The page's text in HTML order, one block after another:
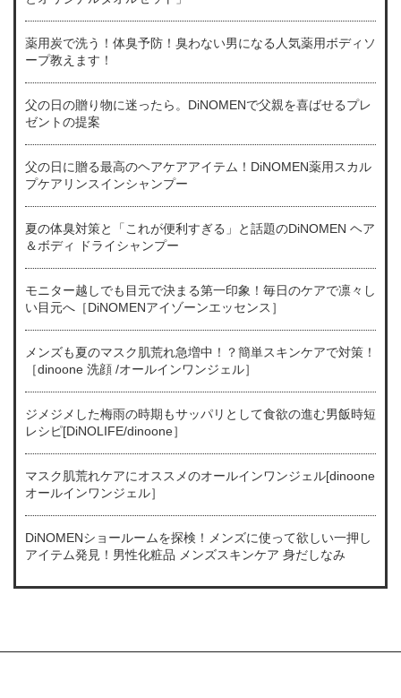
薬用炭で洗う！体臭予防！臭わない男になる人気薬用ボディソ
ープ教えます！
父の日の贈り物に迷ったら。DiNOMENで父親を喜ばせるプレ
ゼントの提案
父の日に贈る最高のヘアケアアイテム！DiNOMEN薬用スカル
プケアリンスインシャンプー
夏の体臭対策と「これが便利すぎる」と話題のDiNOMEN ヘア
＆ボディ ドライシャンプー
モニター越しでも目元で決まる第一印象！毎日のケアで凛々し
い目元へ［DiNOMENアイゾーンエッセンス］
メンズも夏のマスク肌荒れ急増中！？簡単スキンケアで対策！
［dinoone 洗顔 /オールインワンジェル］
ジメジメした梅雨の時期もサッパリとして食欲の進む男飯時短
レシピ[DiNOLIFE/dinoone］
マスク肌荒れケアにオススメのオールインワンジェル[dinoone
オールインワンジェル］
DiNOMENショールームを探検！メンズに使って欲しい一押し
アイテム発見！男性化粧品 メンズスキンケア 身だしなみ